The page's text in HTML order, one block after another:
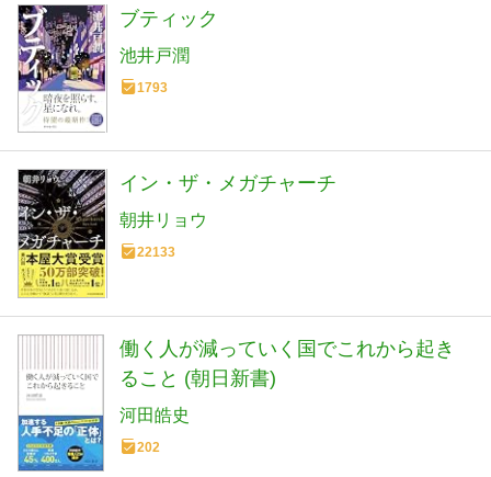
ブティック
池井戸潤
1793
イン・ザ・メガチャーチ
朝井リョウ
22133
働く人が減っていく国でこれから起き
ること (朝日新書)
河田皓史
202